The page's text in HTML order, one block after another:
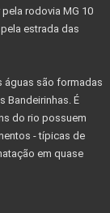
rodovia MG 10
estrada das
águas são formadas
Bandeirinhas. É
do rio possuem
- típicas de
em quase